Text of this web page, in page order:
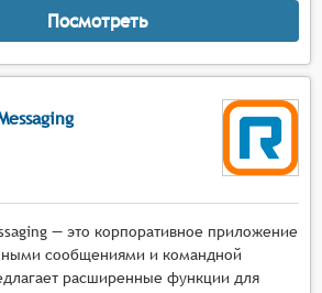
Посмотреть
— это корпоративное приложение
сообщениями и командной
расширенные функции для